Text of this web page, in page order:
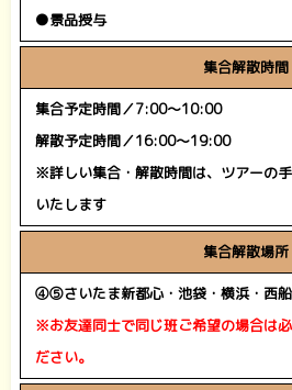
●景品授与
集合解散時間
集合予定時間／7:00～10:00
解散予定時間／16:00～19:00
※詳しい集合・解散時間は、ツアーの
いたします
集合解散場所
④⑤さいたま新都心・池袋・横浜・西
※お友達同士で同じ班ご希望の場合は
ださい。